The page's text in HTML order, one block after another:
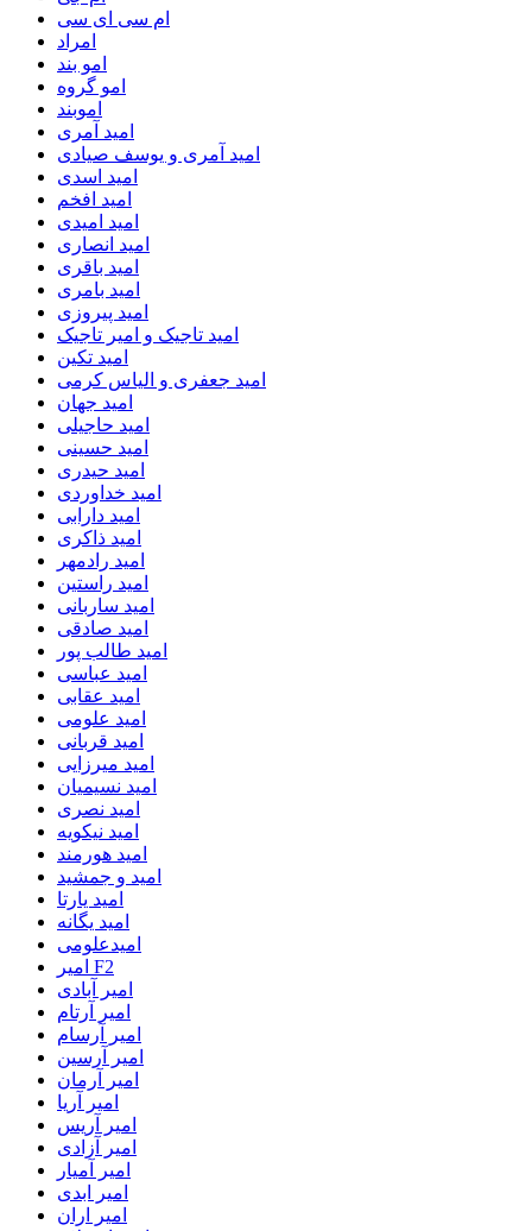
ام سی ای سی
امراد
امو بند
امو گروه
اموبند
امید آمری
امید آمری و یوسف صیادی
امید اسدی
امید افخم
امید امیدی
امید انصاری
امید باقری
امید بامری
امید پیروزی
امید تاجیک و امیر تاجیک
امید تکین
امید جعفری و الیاس کرمی
امید جهان
امید حاجیلی
امید حسینی
امید حیدری
امید خداوردی
امید دارابی
امید ذاکری
امید رادمهر
امید راستین
امید ساربانی
امید صادقی
امید طالب پور
امید عباسی
امید عقابی
امید علومی
امید قربانی
امید میرزایی
امید نسیمیان
امید نصری
امید نیکویه
امید هورمند
امید و جمشید
امید یارتا
امید یگانه
امیدعلومی
امیر F2
امیر آبادی
امیر آرتام
امیر آرسام
امیر آرسین
امیر آرمان
امیر آریا
امیر آریس
امیر آزادی
امیر آمیار
امیر ابدی
امیر اران